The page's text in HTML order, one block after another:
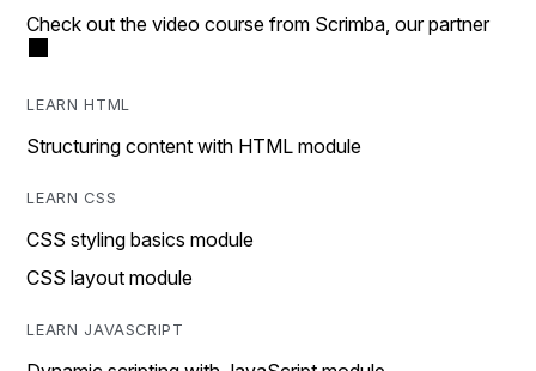
Check out the video course from Scrimba, our partner
LEARN HTML
Structuring content with HTML module
LEARN CSS
CSS styling basics module
CSS layout module
LEARN JAVASCRIPT